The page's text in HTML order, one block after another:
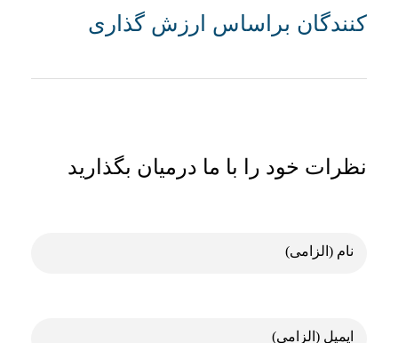
کنندگان براساس ارزش گذاری
نظرات خود را با ما درمیان بگذارید